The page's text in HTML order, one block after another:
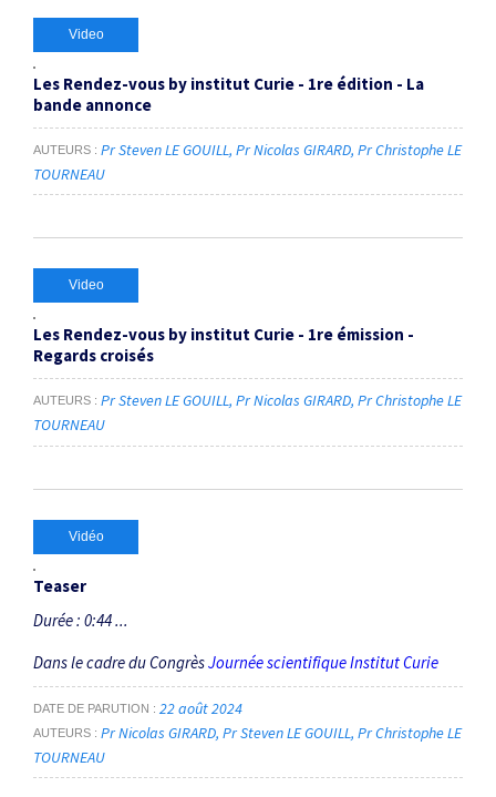
Video
Les Rendez-vous by institut Curie - 1re édition - La
bande annonce
AUTEURS Pr Steven LE GOUILL Pr Nicolas GIRARD Pr Christophe LE
TOURNEAU
Video
Les Rendez-vous by institut Curie - 1re émission -
Regards croisés
AUTEURS Pr Steven LE GOUILL Pr Nicolas GIRARD Pr Christophe LE
TOURNEAU
Vidéo
Teaser
Durée : 0:44 ...
Dans le cadre du CongrèsJournée scientifique Institut Curie
DATE DE PARUTION 22 août 2024
AUTEURS Pr Nicolas GIRARD Pr Steven LE GOUILL Pr Christophe LE
TOURNEAU